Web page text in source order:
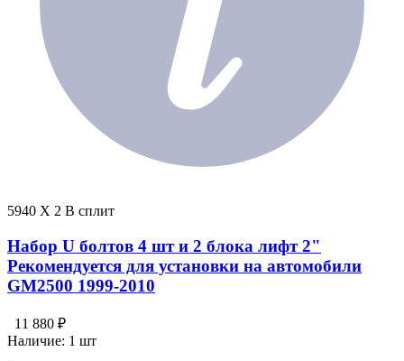
5940 X 2 В сплит
Набор U болтов 4 шт и 2 блока лифт 2"
Рекомендуется для установки на автомобили
GM2500 1999-2010
11 880 ₽
Наличие: 1 шт